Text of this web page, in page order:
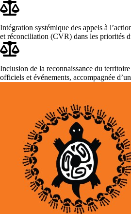
Intégration systémique des appels à
et réconciliation (CVR) dans les priorités
Inclusion de la reconnaissance du
officiels et événements, accompagnée